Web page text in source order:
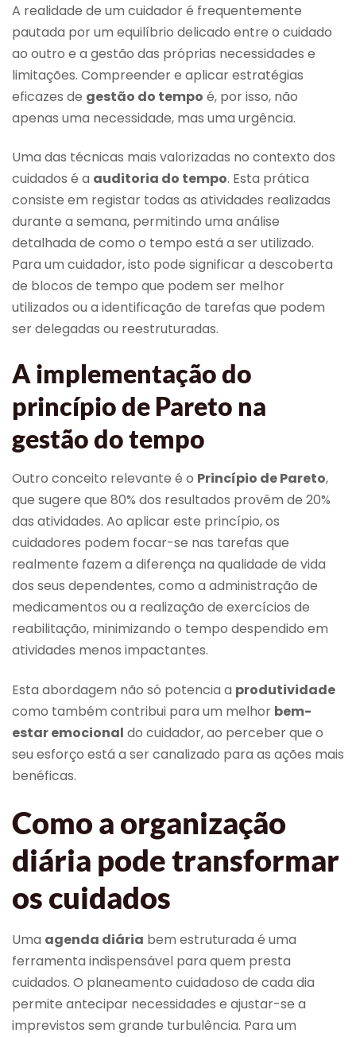
A realidade de um cuidador é frequentemente
pautada por um equilíbrio delicado entre o cuidado
ao outro e a gestão das próprias necessidades e
limitações. Compreender e aplicar estratégias
eficazes de gestão do tempo é, por isso, não
apenas uma necessidade, mas uma urgência.
Uma das técnicas mais valorizadas no contexto dos
cuidados é a auditoria do tempo. Esta prática
consiste em registar todas as atividades realizadas
durante a semana, permitindo uma análise
detalhada de como o tempo está a ser utilizado.
Para um cuidador, isto pode significar a descoberta
de blocos de tempo que podem ser melhor
utilizados ou a identificação de tarefas que podem
ser delegadas ou reestruturadas.
A implementação do
princípio de Pareto na
gestão do tempo
Outro conceito relevante é o Princípio de Pareto,
que sugere que 80% dos resultados provêm de 20%
das atividades. Ao aplicar este princípio, os
cuidadores podem focar-se nas tarefas que
realmente fazem a diferença na qualidade de vida
dos seus dependentes, como a administração de
medicamentos ou a realização de exercícios de
reabilitação, minimizando o tempo despendido em
atividades menos impactantes.
Esta abordagem não só potencia a produtividade
como também contribui para um melhor bem-
estar emocional do cuidador, ao perceber que o
seu esforço está a ser canalizado para as ações mais
benéficas.
Como a organização
diária pode transformar
os cuidados
Uma agenda diária bem estruturada é uma
ferramenta indispensável para quem presta
cuidados. O planeamento cuidadoso de cada dia
permite antecipar necessidades e ajustar-se a
imprevistos sem grande turbulência. Para um